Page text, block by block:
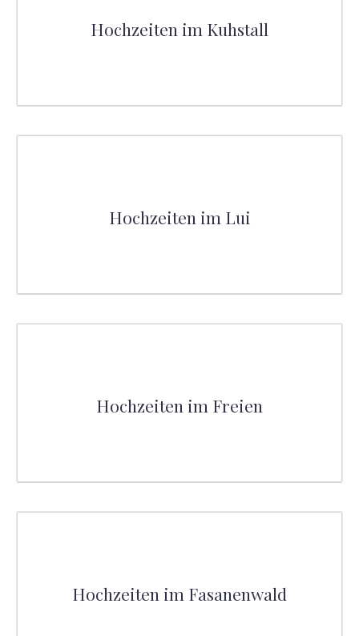
Hochzeiten im Kuhstall
Hochzeiten im Lui
Hochzeiten im Freien
Hochzeiten im Fasanenwald